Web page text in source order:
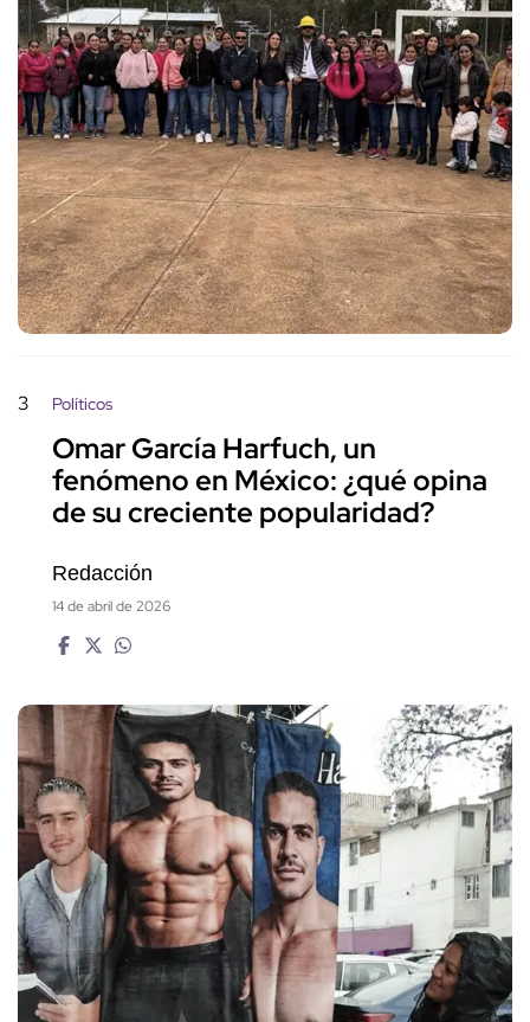
3 Políticos
Omar García Harfuch, un
fenómeno en México: ¿qué opina
de su creciente popularidad?
Redacción
14 de abril de 2026